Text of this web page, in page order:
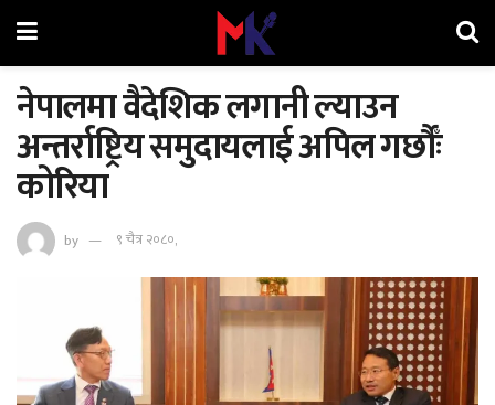
नेपालमा वैदेशिक लगानी ल्याउन
अन्तर्राष्ट्रिय समुदायलाई अपिल गर्छौँः
कोरिया
by ९ चैत्र २०८०,